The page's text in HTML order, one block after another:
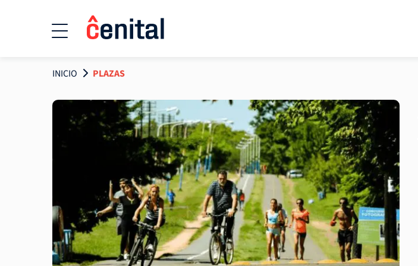
INICIO PLAZAS